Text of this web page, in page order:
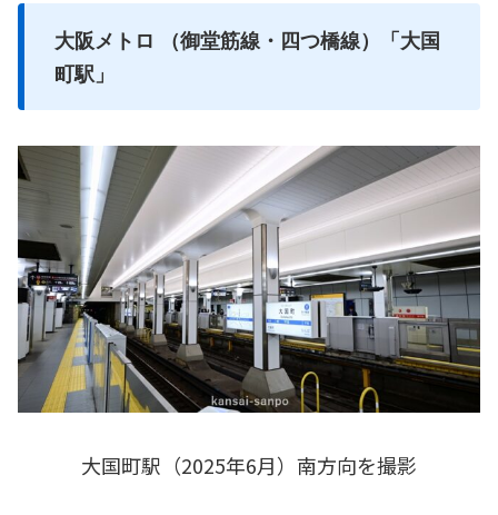
大阪メトロ （御堂筋線・四つ橋線）「大国
町駅」
大国町駅（2025年6月）南方向を撮影